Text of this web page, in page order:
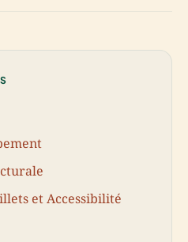
et Accessibilité